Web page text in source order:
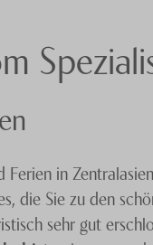
in
die Sie zu den
sehr gut